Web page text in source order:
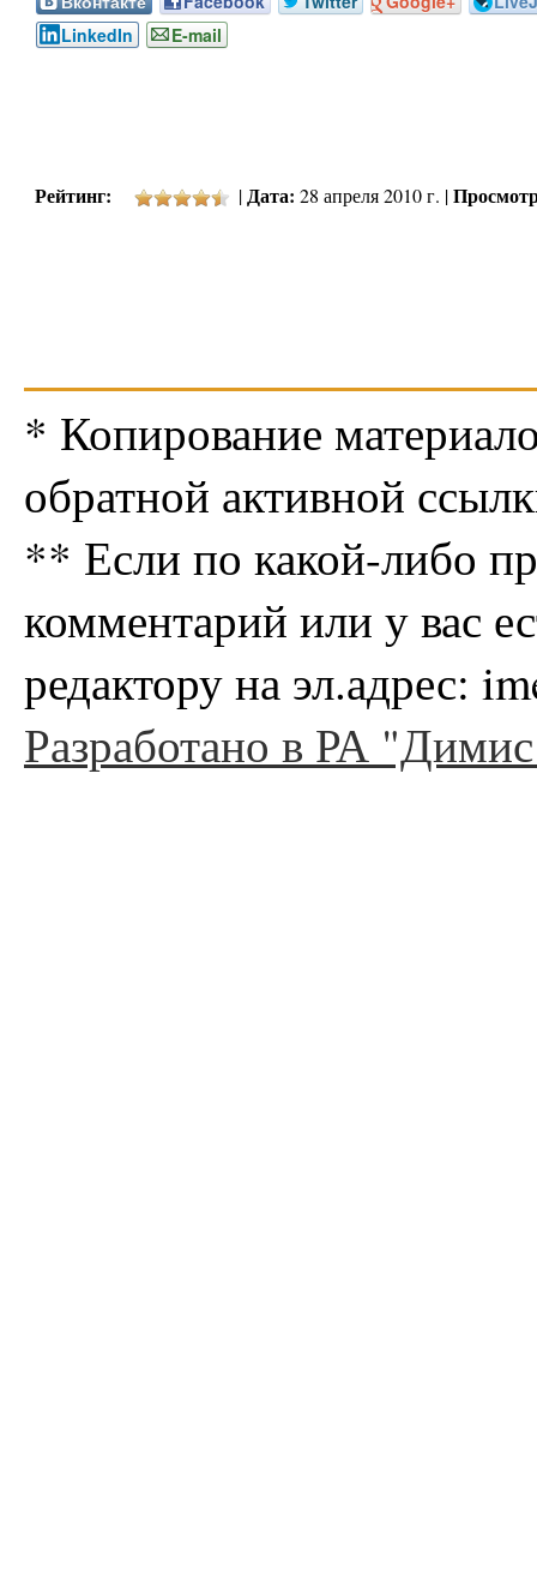
LinkedIn
E-mail
Рейтинг: |Дата: 28 апреля 2010 г. |
* Копирование
обратной активной
** Если по какой-либо
комментарий или у вас
редактору на эл.адрес:
Разработано в РА